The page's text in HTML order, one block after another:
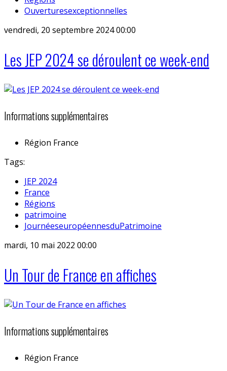
Ouverturesexceptionnelles
vendredi, 20 septembre 2024 00:00
Les JEP 2024 se déroulent ce week-end
Informations supplémentaires
Région France
Tags:
JEP 2024
France
Régions
patrimoine
JournéeseuropéennesduPatrimoine
mardi, 10 mai 2022 00:00
Un Tour de France en affiches
Informations supplémentaires
Région France